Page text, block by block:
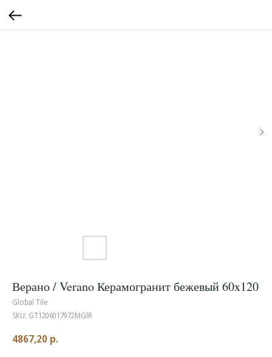
Верано / Verano Керамогранит бежевый 60x120
Global Tile
SKU: GT1206017972MGlR
4867,20 р.